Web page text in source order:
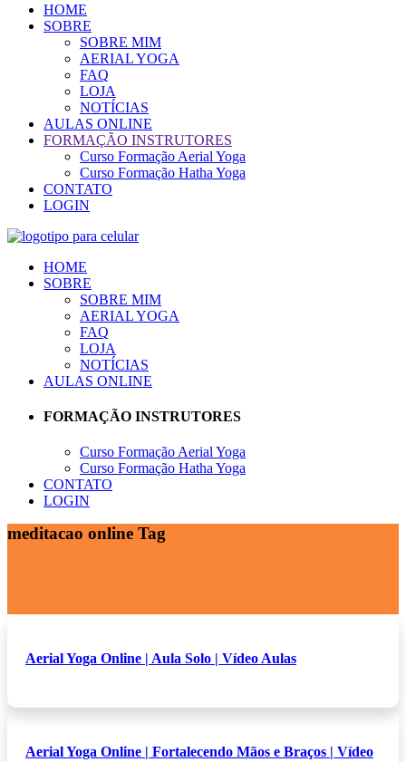
HOME
SOBRE
SOBRE MIM
AERIAL YOGA
FAQ
LOJA
NOTÍCIAS
AULAS ONLINE
FORMAÇÃO INSTRUTORES
Curso Formação Aerial Yoga
Curso Formação Hatha Yoga
CONTATO
LOGIN
HOME
SOBRE
SOBRE MIM
AERIAL YOGA
FAQ
LOJA
NOTÍCIAS
AULAS ONLINE
FORMAÇÃO INSTRUTORES
Curso Formação Aerial Yoga
Curso Formação Hatha Yoga
CONTATO
LOGIN
meditacao online Tag
Aerial Yoga Online | Aula Solo | Vídeo Aulas
Aerial Yoga Online | Fortalecendo Mãos e Braços | Vídeo